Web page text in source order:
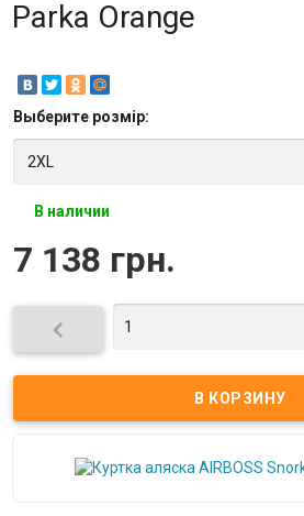
Parka Orange
Выберите розмір:
В наличии
7 138 грн.
